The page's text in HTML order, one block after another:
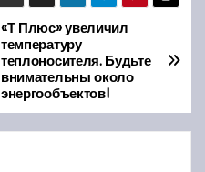
«Т Плюс» увеличил
температуру
теплоносителя. Будьте
внимательны около
энергообъектов!